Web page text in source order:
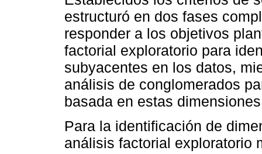
estructuró en dos fases
responder a los objetivos
factorial exploratorio para
subyacentes en los datos,
análisis de conglomerados
basada en estas
Para la identificación de
análisis factorial exploratorio